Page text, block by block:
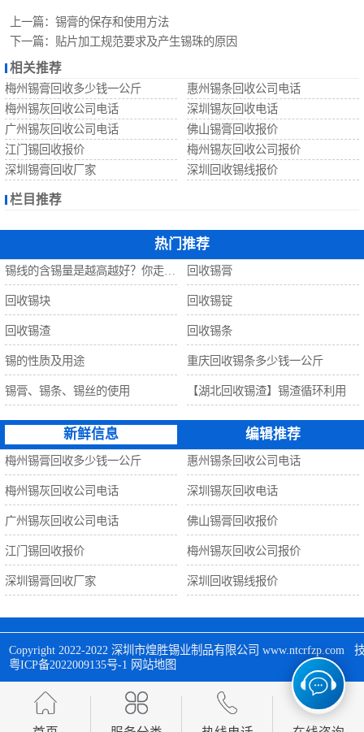
上一篇： 锡膏的保存和使用方法
下一篇： 贴片加工规范要求及产生锡珠的原因
相关推荐
梅州锡膏回收多少钱一公斤
惠州锡条回收公司电话
梅州锡灰回收公司电话
深圳锡灰回收电话
广州锡灰回收公司电话
佛山锡膏回收报价
江门锡回收报价
梅州锡灰回收公司报价
深圳锡膏回收厂家
深圳回收锡线报价
栏目推荐
热门推荐
回收锡膏
回收锡块 回收锡锭
回收锡渣 回收锡条
锡的性质及用途 重庆回收锡条多少钱一公斤
锡膏、锡条、锡丝的使用 【湖北回收锡渣】锡渣循环利用
新鲜信息 编辑推荐
梅州锡膏回收多少钱一公斤 惠州锡条回收公司电话
梅州锡灰回收公司电话 深圳锡灰回收电话
广州锡灰回收公司电话 佛山锡膏回收报价
江门锡回收报价 梅州锡灰回收公司报价
深圳锡膏回收厂家 深圳回收锡线报价
Copyright 2022-2022 深圳市煌胜锡业制品有限公司 www.ntcrfzp.com
粤ICP备2022009135号-1 网站地图
回收锡珠
回收锡